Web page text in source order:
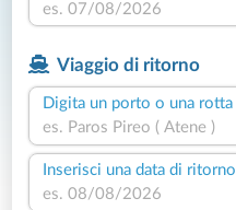
Viaggio di ritorno
Digita un porto o una rotta
Inserisci una data di ritorno